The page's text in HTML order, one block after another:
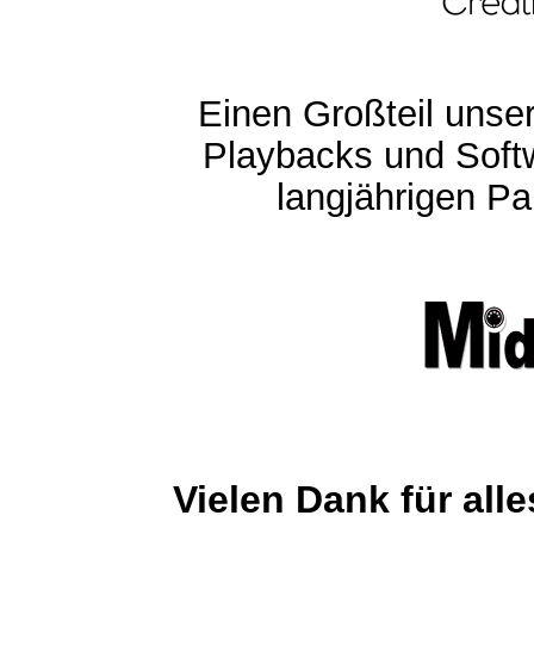
Einen Großteil
Playbacks und
langjährigen
Vielen Dank für